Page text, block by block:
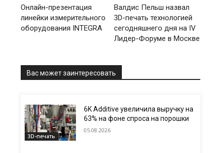
Онлайн-презентация
линейки измерительного
оборудования INTEGRA
Валдис Пельш назвал
3D-печать технологией
сегодняшнего дня на IV
Лидер-Форуме в Москве
Вас может заинтересовать
3D-печать
6K Additive увеличила выручку на
63% на фоне спроса на порошки
05.08.2026